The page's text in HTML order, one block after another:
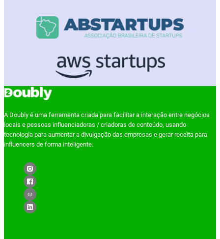
A Doubly é uma ferramenta criada para facilitar a interação entre negócios
locais e pessoas influenciadoras / criadoras de conteúdo, usando
tecnologia para aumentar a divulgação das empresas e gerar receita para
influencers de forma inteligente.